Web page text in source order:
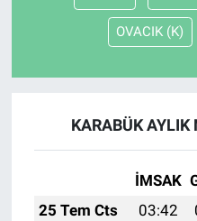
OVACIK (K)
KARABÜK
İMSAK
25 Tem Cts
03:42